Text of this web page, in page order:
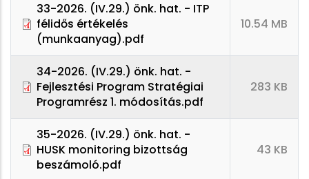
33-2026. (IV.29.) önk. hat. - ITP
félidős értékelés
(munkaanyag).pdf
10.54 MB
34-2026. (IV.29.) önk. hat. -
Fejlesztési Program Stratégiai
Programrész 1. módosítás.pdf
283 KB
35-2026. (IV.29.) önk. hat. -
HUSK monitoring bizottság
beszámoló.pdf
43 KB